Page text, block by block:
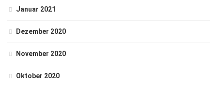
Januar 2021
Dezember 2020
November 2020
Oktober 2020